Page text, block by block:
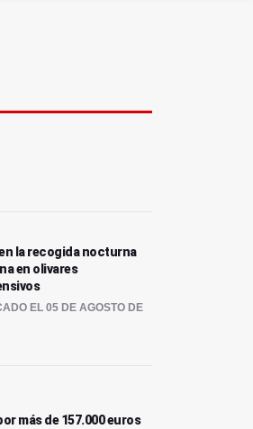
la recogida nocturna
en olivares
EL 05 DE AGOSTO DE
más de 157.000 euros